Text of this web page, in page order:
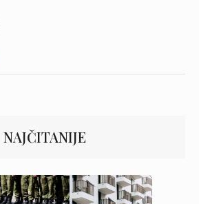
NAJČITANIJE